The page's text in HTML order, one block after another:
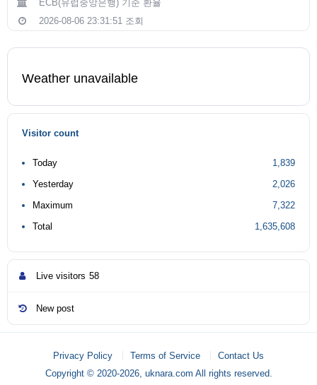
ECB(유럽중앙은행) 기준 환율
2026-08-06 23:31:51 조회
Weather unavailable
Visitor count
Today
1,839
Yesterday
2,026
Maximum
7,322
Total
1,635,608
Live visitors 58
New post
Privacy Policy Terms of Service
Contact Us
Copyright © 2020-2026, uknara.com All rights reserved.